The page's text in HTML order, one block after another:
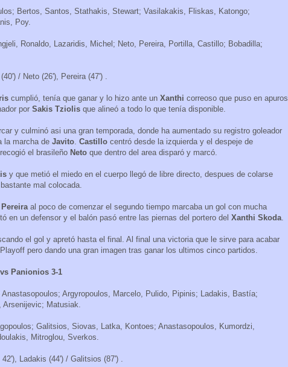
Bertos, Santos, Stathakis, Stewart; Vasilakakis, Fliskas, Katongo;
Poy.
Ronaldo, Lazaridis, Michel; Neto, Pereira, Portilla, Castillo; Bobadilla;
/ Neto (26'), Pereira (47') .
cumplió, tenía que ganar y lo hizo ante un Xanthi correoso que puso en apuros
por Sakis Tziolis que alineó a todo lo que tenía disponible.
y culminó asi una gran temporada, donde ha aumentado su registro goleador
la marcha de Javito Castillo centró desde la izquierda y el despeje de
el brasileño Neto que dentro del area disparó y marcó.
y que metió el miedo en el cuerpo llegó de libre directo, despues de colarse
mal colocada.
Pereira al poco de comenzar el segundo tiempo marcaba un gol con mucha
en un defensor y el balón pasó entre las piernas del portero del Xanthi Skoda
el gol y apretó hasta el final. Al final una victoria que le sirve para acabar
pero dando una gran imagen tras ganar los ultimos cinco partidos.
Panionios 3-1
Anastasopoulos; Argyropoulos, Marcelo, Pulido, Pipinis; Ladakis, Bastía;
Arsenijevic; Matusiak.
Galitsios, Siovas, Latka, Kontoes; Anastasopoulos, Kumordzi,
Mitroglou, Sverkos.
Ladakis (44') / Galitsios (87') .